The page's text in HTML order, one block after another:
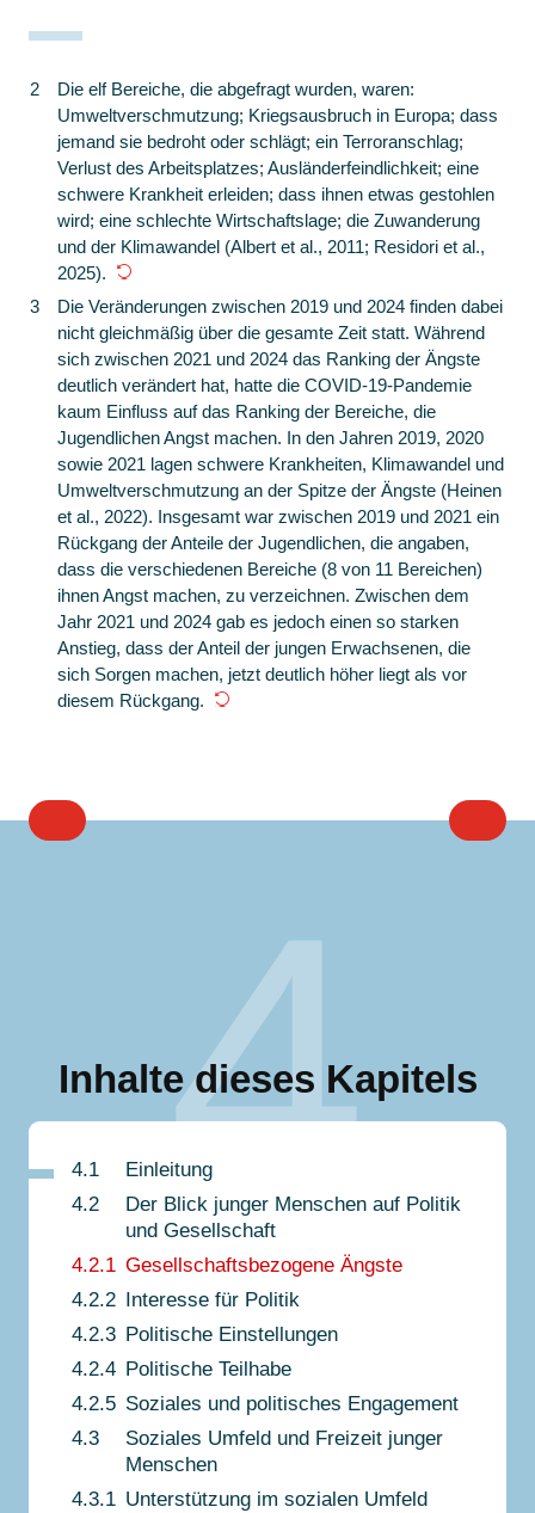
2
Die elf Bereiche, die abgefragt wurden, waren:
Umweltverschmutzung; Kriegsausbruch in Europa; dass
jemand sie bedroht oder schlägt; ein Terroranschlag;
Verlust des Arbeitsplatzes; Ausländerfeindlichkeit; eine
schwere Krankheit erleiden; dass ihnen etwas gestohlen
wird; eine schlechte Wirtschaftslage; die Zuwanderung
und der Klimawandel (Albert et al., 2011; Residori et al.,
2025).
3
Die Veränderungen zwischen 2019 und 2024 finden dabei
nicht gleichmäßig über die gesamte Zeit statt. Während
sich zwischen 2021 und 2024 das Ranking der Ängste
deutlich verändert hat, hatte die COVID-19-Pandemie
kaum Einfluss auf das Ranking der Bereiche, die
Jugendlichen Angst machen. In den Jahren 2019, 2020
sowie 2021 lagen schwere Krankheiten, Klimawandel und
Umweltverschmutzung an der Spitze der Ängste (Heinen
et al., 2022). Insgesamt war zwischen 2019 und 2021 ein
Rückgang der Anteile der Jugendlichen, die angaben,
dass die verschiedenen Bereiche (8 von 11 Bereichen)
ihnen Angst machen, zu verzeichnen. Zwischen dem
Jahr 2021 und 2024 gab es jedoch einen so starken
Anstieg, dass der Anteil der jungen Erwachsenen, die
sich Sorgen machen, jetzt deutlich höher liegt als vor
diesem Rückgang.
4
Inhalte dieses Kapitels
4.1
Einleitung
4.2
Der Blick junger Menschen auf Politik
und Gesellschaft
4.2.1 Gesellschaftsbezogene Ängste
4.2.2 Interesse für Politik
4.2.3 Politische Einstellungen
4.2.4 Politische Teilhabe
4.2.5 Soziales und politisches Engagement
4.3
Soziales Umfeld und Freizeit junger
Menschen
4.3.1 Unterstützung im sozialen Umfeld